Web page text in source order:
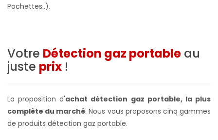
Pochettes..).
Votre Détection gaz portable au
juste prix !
La proposition d'achat détection gaz portable, la plus
complète du marché. Nous vous proposons cinq gammes
de produits détection gaz portable.